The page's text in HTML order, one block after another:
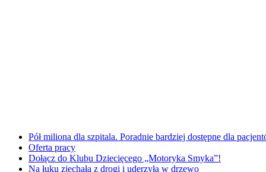
Pół miliona dla szpitala. Poradnie bardziej dostępne dla
Oferta pracy
Dołącz do Klubu Dziecięcego „Motoryka Smyka”!
Na łuku zjechała z drogi i uderzyła w drzewo